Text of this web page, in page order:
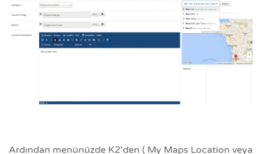
Ardından menünüzde K2'den ( My Maps Location veya